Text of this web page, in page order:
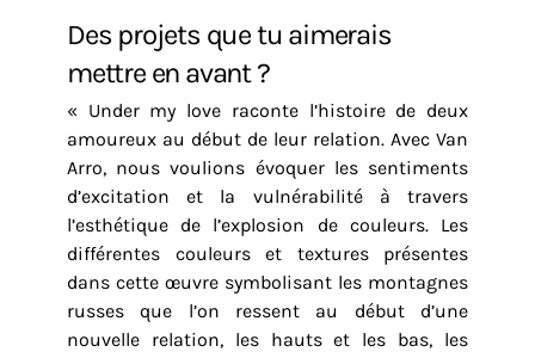
Des projets que tu aimerais
mettre en avant ?
« Under my love raconte l’histoire de deux
amoureux au début de leur relation. Avec Van
Arro, nous voulions évoquer les sentiments
d’excitation et la vulnérabilité à travers
l’esthétique de l’explosion de couleurs. Les
différentes couleurs et textures présentes
dans cette œuvre symbolisant les montagnes
russes que l’on ressent au début d’une
nouvelle relation, les hauts et les bas, les